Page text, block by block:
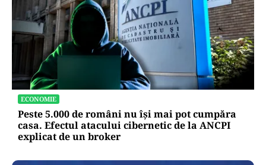
ECONOMIE
Peste 5.000 de români nu își mai pot cumpăra
casa. Efectul atacului cibernetic de la ANCPI
explicat de un broker